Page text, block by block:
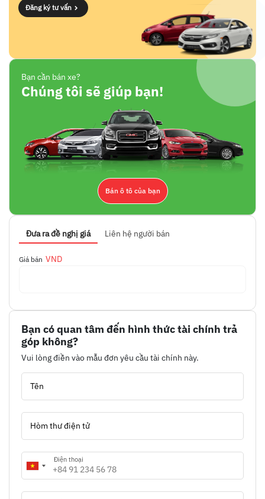
Đăng ký tư vấn
Bạn cần bán xe?
Chúng tôi sẽ giúp bạn!
Bán ô tô của bạn
Đưa ra đề nghị giá Liên hệ người bán
Giá bán VND
Bạn có quan tâm đến hình thức tài chính trả
góp không?
Vui lòng điền vào mẫu đơn yêu cầu tài chính này.
Tên
Hòm thư điện tử
Điện thoại